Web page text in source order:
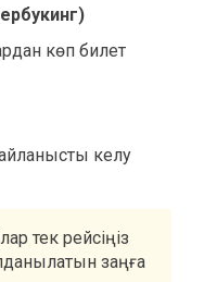
көп билет
келу
тек рейсіңіз
заңға